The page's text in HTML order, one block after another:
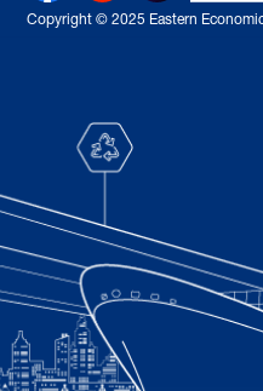
Copyright © 2025 Eastern